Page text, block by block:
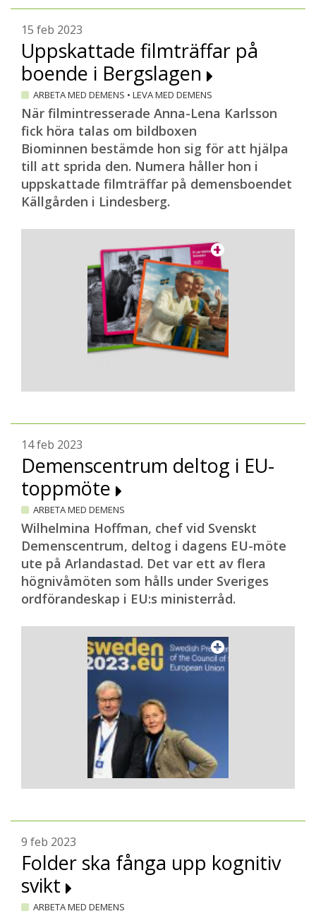
15 feb 2023
Uppskattade filmträffar på
boende i Bergslagen
ARBETA MED DEMENS • LEVA MED DEMENS
När filmintresserade Anna-Lena Karlsson
fick höra talas om bildboxen
Biominnen bestämde hon sig för att hjälpa
till att sprida den. Numera håller hon i
uppskattade filmträffar på demensboendet
Källgården i Lindesberg.
14 feb 2023
Demenscentrum deltog i EU-
toppmöte
ARBETA MED DEMENS
Wilhelmina Hoffman, chef vid Svenskt
Demenscentrum, deltog i dagens EU-möte
ute på Arlandastad. Det var ett av flera
högnivåmöten som hålls under Sveriges
ordförandeskap i EU:s ministerråd.
9 feb 2023
Folder ska fånga upp kognitiv
svikt
ARBETA MED DEMENS